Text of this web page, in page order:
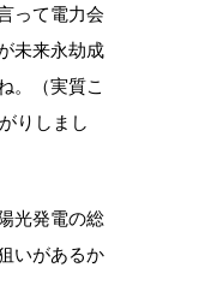
って電力会
未来永劫成
。（実質こ
りしまし
光発電の総
いがあるか